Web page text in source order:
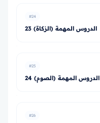
#24
23 الدروس المهمة (الزكاة)
#25
24 الدروس المهمة (الصوم)
#26